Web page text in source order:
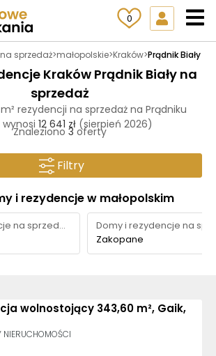
0
na sprzedaż>małopolskie>Kraków>Prądnik Biały
Kraków Prądnik Biały na
sprzedaż
rezydencji na sprzedaż na Prądniku
wynosi 12 641 zł (sierpień 2026)
Znaleziono 3oferty
Filtry
i rezydencje w małopolskim
Domy i rezydencje na sprzedaż
Zakopane
wolnostojący 343,60 m², Gaik,